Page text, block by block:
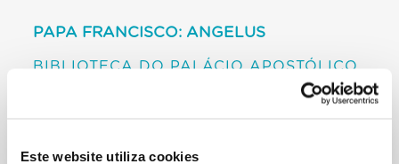
Este website utiliza cookies
PAPA FRANCISCO: ANGELUS
BIBLIOTECA DO PALÁCIO APOSTÓLICO
Magos; agora encontramo-lo adulto nas margens do